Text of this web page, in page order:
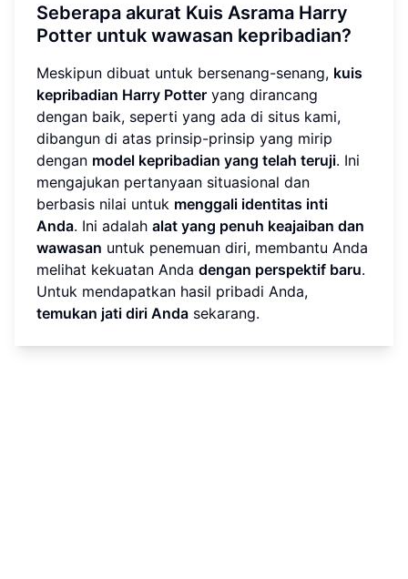
Seberapa akurat Kuis Asrama Harry
Potter untuk wawasan kepribadian?
Meskipun dibuat untuk bersenang-senang, kuis
kepribadian Harry Potter yang dirancang
dengan baik, seperti yang ada di situs kami,
dibangun di atas prinsip-prinsip yang mirip
dengan model kepribadian yang telah teruji. Ini
mengajukan pertanyaan situasional dan
berbasis nilai untuk menggali identitas inti
Anda. Ini adalah alat yang penuh keajaiban dan
wawasan untuk penemuan diri, membantu Anda
melihat kekuatan Anda dengan perspektif baru.
Untuk mendapatkan hasil pribadi Anda,
temukan jati diri Anda sekarang.